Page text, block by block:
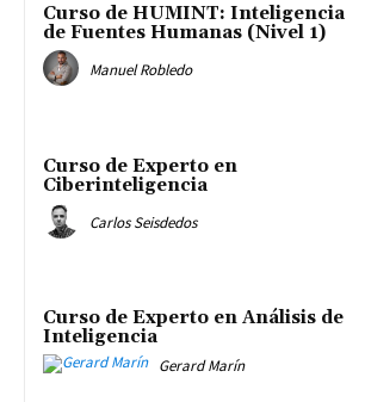
Curso de HUMINT: Inteligencia
de Fuentes Humanas (Nivel 1)
Manuel Robledo
Curso de Experto en
Ciberinteligencia
Carlos Seisdedos
Curso de Experto en Análisis de
Inteligencia
Gerard Marín